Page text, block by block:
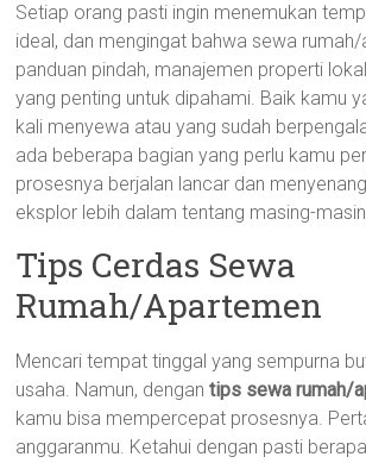
Setiap orang pasti ingin menemukan
ideal, dan mengingat bahwa sewa
panduan pindah, manajemen properti
yang penting untuk dipahami. Baik kamu
kali menyewa atau yang sudah
ada beberapa bagian yang perlu kamu
prosesnya berjalan lancar dan
eksplor lebih dalam tentang masing-
Tips Cerdas Sewa
Rumah/Apartemen
Mencari tempat tinggal yang sempurna
usaha. Namun, dengantips sewa rumah/
kamu bisa mempercepat prosesnya.
anggaranmu. Ketahui dengan pasti